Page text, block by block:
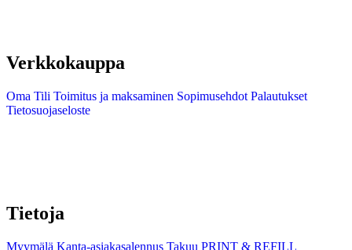
Verkkokauppa
Oma Tili Toimitus ja maksaminen Sopimusehdot Palautukset
Tietosuojaseloste
Tietoja
Myymälä Kanta-asiakasalennus Takuu PRINT & REFILL